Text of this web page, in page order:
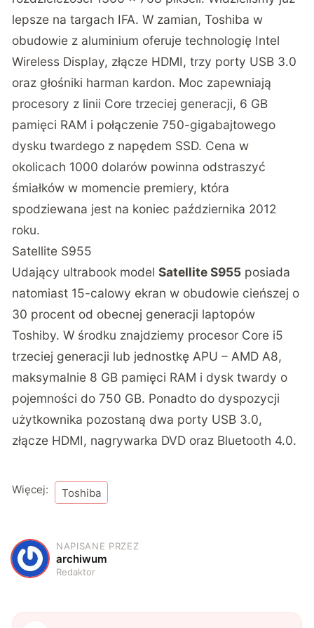
lepsze na targach IFA. W zamian, Toshiba w
obudowie z aluminium oferuje technologię Intel
Wireless Display, złącze HDMI, trzy porty USB 3.0
oraz głośniki harman kardon. Moc zapewniają
procesory z linii Core trzeciej generacji, 6 GB
pamięci RAM i połączenie 750-gigabajtowego
dysku twardego z napędem SSD. Cena w
okolicach 1000 dolarów powinna odstraszyć
śmiałków w momencie premiery, która
spodziewana jest na koniec października 2012
roku.
Satellite S955
Udający ultrabook modelSatellite S955 posiada
natomiast 15-calowy ekran w obudowie cieńszej o
30 procent od obecnej generacji laptopów
Toshiby. W środku znajdziemy procesor Core i5
trzeciej generacji lub jednostkę APU – AMD A8,
maksymalnie 8 GB pamięci RAM i dysk twardy o
pojemności do 750 GB. Ponadto do dyspozycji
użytkownika pozostaną dwa porty USB 3.0,
złącze HDMI, nagrywarka DVD oraz Bluetooth 4.0.
Więcej: Toshiba
A
NAPISANE PRZEZ
archiwum
Redaktor